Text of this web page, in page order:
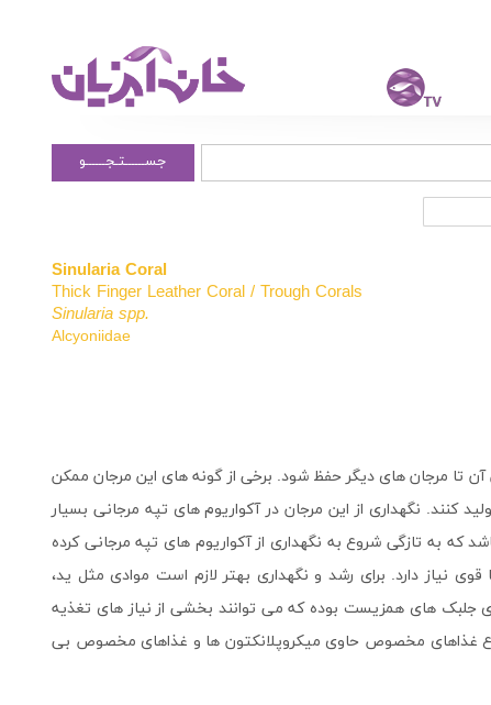
جســــــتـجــــــو
Sinularia Coral
Thick Finger Leather Coral / Trough Corals
Sinularia spp.
Alcyoniidae
تا مرجان های دیگر حفظ شود. برخی از گونه های این مرجان ممکن
نگهداری از این مرجان در آکواریوم های تپه مرجانی بسیار
که به تازگی شروع به نگهداری از آکواریوم های تپه مرجانی کرده
نیاز دارد. برای رشد و نگهداری بهتر لازم است موادی مثل ید،
جلبک های همزیست بوده که می توانند بخشی از نیاز های تغذیه
غذاهای مخصوص حاوی میکروپلانکتون ها و غذاهای مخصوص بی